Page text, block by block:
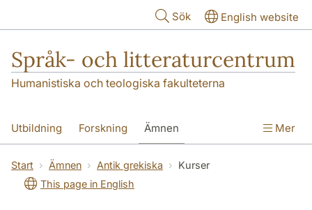
Sök English website
Språk- och litteraturcentrum
Humanistiska och teologiska fakulteterna
Utbildning Forskning Ämnen
SOL-husen Kontakt Institutionen
översättning till svenska
Mer
Start Ämnen Antik grekiska
Kurser
This page in English